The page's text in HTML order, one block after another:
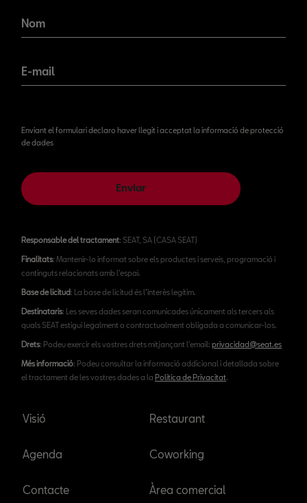
novetats!
Nom
E-mail
Enviant el formulari declaro haver llegit i acceptat la informació de protecció
de dades
Enviar
Responsable del tractament: SEAT, SA (CASA SEAT)
Finalitats: Mantenir-lo informat sobre els productes i serveis, programació i
continguts relacionats amb l'espai.
Base de licitud: La base de licitud és l’interès legítim.
Destinataris: Les seves dades seran comunicades únicament als tercers als
quals SEAT estigui legalment o contractualment obligada a comunicar-los.
Drets: Podeu exercir els vostres drets mitjançant l'email: privacidad@seat.es
Més informació: Podeu consultar la informació addicional i detallada sobre
el tractament de les vostres dades a la Política de Privacitat.
Visió
Agenda
Contacte
Restaurant
Coworking
Àrea comercial